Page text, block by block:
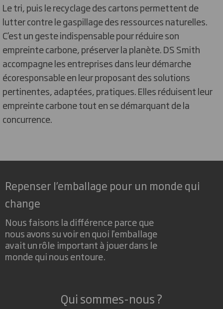
Le tri, puis le recyclage des cartons permettent de
lutter contre le gaspillage des ressources naturelles.
C’est un geste indispensable pour réduire son
empreinte carbone, préserver la planète. DS Smith
accompagne les entreprises dans leur démarche
écoresponsable en leur proposant des solutions
pertinentes, adaptées, pratiques. Elles réduisent leur
empreinte carbone tout en se démarquant de la
concurrence.
Repenser l’emballage pour un monde qui
change
Nous faisons la différence parce que
nous avons su voir en quoi l'emballage
avait un rôle important à jouer dans le
monde qui nous entoure.
Qui sommes-nous ?